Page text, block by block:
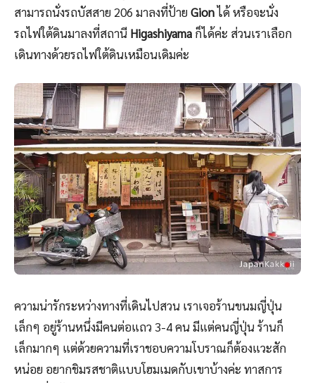
สามารถนั่งรถบัสสาย 206 มาลงที่ป้ายGionได้ หรือจะนั่ง
รถไฟใต้ดินมาลงที่สถานี Higashiyama ก็ได้ค่ะ ส่วนเราเลือก
เดินทางด้วยรถไฟใต้ดินเหมือนเดิมค่ะ
ความน่ารักระหว่างทางที่เดินไปสวน เราเจอร้านขนมญี่ปุ่น
เล็กๆ อยู่ร้านหนึ่งมีคนต่อแถว 3-4 คน มีแต่คนญี่ปุ่น ร้านก็
เล็กมากๆ แต่ด้วยความที่เราชอบความโบราณก็ต้องแวะสัก
หน่อย อยากชิมรสชาติแบบโฮมเมดกับเขาบ้างค่ะ ทาสการ